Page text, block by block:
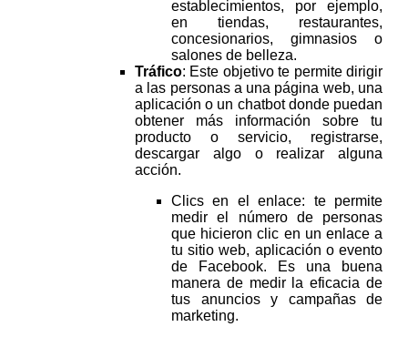
establecimientos, por ejemplo,
en tiendas, restaurantes,
concesionarios, gimnasios o
salones de belleza.
Tráfico: Este objetivo te permite dirigir
a las personas a una página web, una
aplicación o un chatbot donde puedan
obtener más información sobre tu
producto o servicio, registrarse,
descargar algo o realizar alguna
acción.
Clics en el enlace: te permite
medir el número de personas
que hicieron clic en un enlace a
tu sitio web, aplicación o evento
de Facebook. Es una buena
manera de medir la eficacia de
tus anuncios y campañas de
marketing.